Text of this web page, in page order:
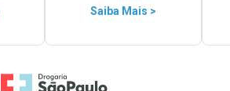
Saiba Mais >
Ir para a Home